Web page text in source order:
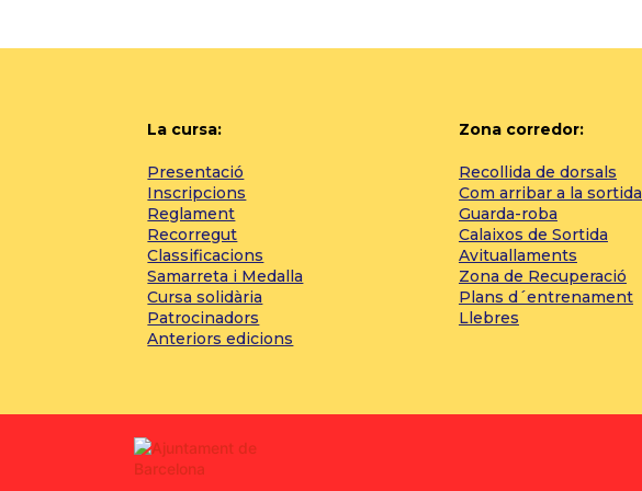
La cursa:
Presentació
Inscripcions
Reglament
Recorregut
Classificacions
Samarreta i Medalla
Cursa solidària
Patrocinadors
Anteriors edicions
Zona corredor:
Recollida de dorsals
Com arribar a la sortida
Guarda-roba
Calaixos de Sortida
Avituallaments
Zona de Recuperació
Plans d´entrenament
Llebres